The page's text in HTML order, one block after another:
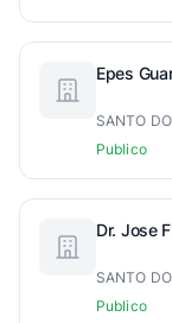
Epes
SANTO
Publico
Dr. Jose
SANTO
Publico